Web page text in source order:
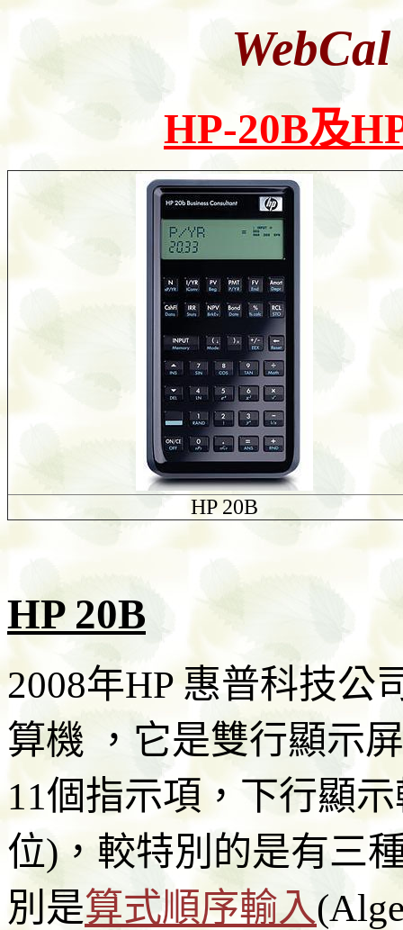
WebCal
HP-20B及
HP 20B
HP 20B
2008年HP 惠普科技公
算機 ，它是雙行顯示
11個指示項，下行顯
位)，較特別的是有三
別是算式順序輸入